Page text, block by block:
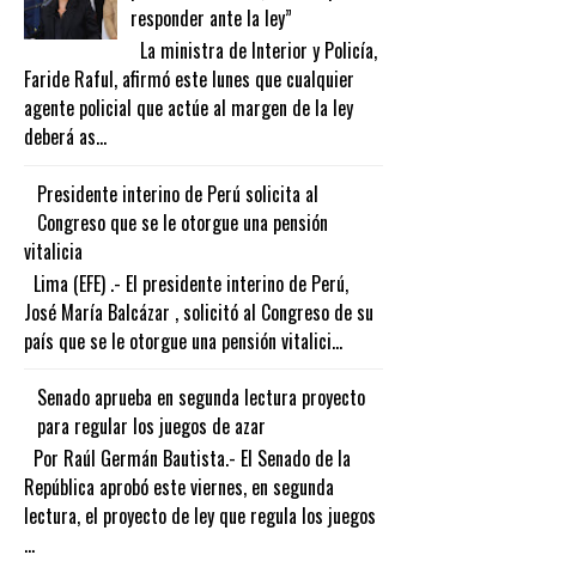
responder ante la ley”
La ministra de Interior y Policía,
Faride Raful, afirmó este lunes que cualquier
agente policial que actúe al margen de la ley
deberá as...
Presidente interino de Perú solicita al
Congreso que se le otorgue una pensión
vitalicia
Lima (EFE) .- El presidente interino de Perú,
José María Balcázar , solicitó al Congreso de su
país que se le otorgue una pensión vitalici...
Senado aprueba en segunda lectura proyecto
para regular los juegos de azar
Por Raúl Germán Bautista.- El Senado de la
República aprobó este viernes, en segunda
lectura, el proyecto de ley que regula los juegos
...